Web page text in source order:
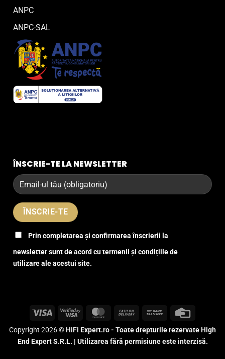
ANPC
ANPC-SAL
ÎNSCRIE-TE LA NEWSLETTER
Prin completarea și confirmarea înscrierii la
newsletter sunt de acord cu termenii și condițiile de
utilizare ale acestui site.
Visa
Visa
MasterCardCash
Delivery
Bank
Copyright 2026 ©HiFi Expert.ro - Toate drepturile rezervate High
End Expert S.R.L. | Utilizarea fără permisiune este interzisă.